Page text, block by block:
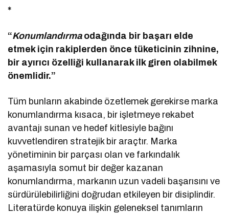
*
“Konumlandırma odağında bir başarı elde
etmek için rakiplerden önce tüketicinin zihnine,
bir ayırıcı özelliği kullanarak ilk giren olabilmek
önemlidir.”
Tüm bunların akabinde özetlemek gerekirse marka
konumlandırma kısaca, bir işletmeye rekabet
avantajı sunan ve hedef kitlesiyle bağını
kuvvetlendiren stratejik bir araçtır. Marka
yönetiminin bir parçası olan ve farkındalık
aşamasıyla somut bir değer kazanan
konumlandırma, markanın uzun vadeli başarısını ve
sürdürülebilirliğini doğrudan etkileyen bir disiplindir.
Literatürde konuya ilişkin geleneksel tanımların